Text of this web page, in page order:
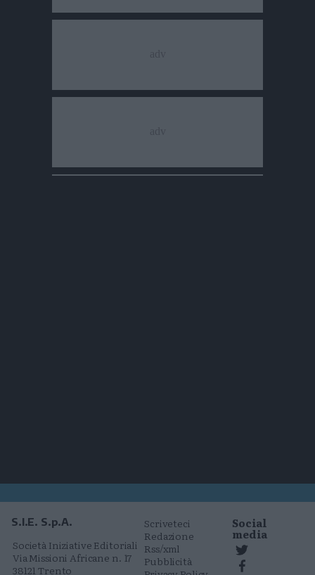
S.I.E. S.p.A.
Società Iniziative Editoriali
Via Missioni Africane n. 17
38121 Trento
Scriveteci
Redazione
Rss/xml
Pubblicità
Social
media